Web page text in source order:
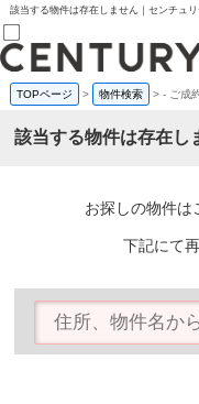
該当する物件は存在しません｜センチュ
売買部
0120-800-844
賃貸部
会員メニュー
物件を探す
購入TOP
条件から探す
TOPページ > 物件検索 >- ご成
該当する物件は存在し
お探しの物件は
下記にて